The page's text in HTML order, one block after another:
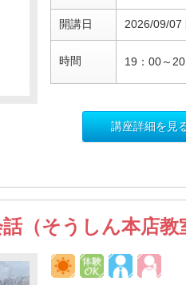
開講日 2026/09/07
時間 19：00～
講座詳細を見
（そうしん本店教